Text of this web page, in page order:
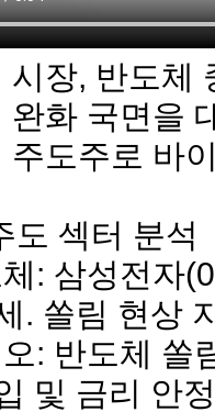
시장, 반도체
완화 국면을
주도주로 바
도 섹터 분석
: 삼성전자
. 쏠림 현상
: 반도체 쏠
및 금리 안